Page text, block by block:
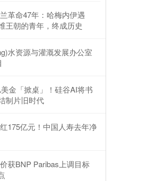
革命47年：哈梅内伊遇
王朝的青年，终成历史
水资源与灌溉发展办公室
金「掀桌」！硅谷AI将书
制片旧时代
175亿元！中国人寿去年净
获BNP Paribas上调目标